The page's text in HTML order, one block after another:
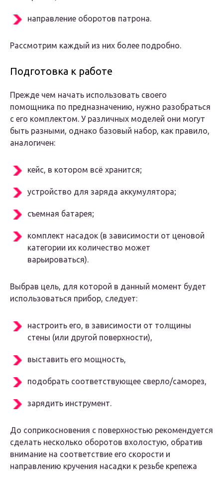
направление оборотов патрона.
Рассмотрим каждый из них более подробно.
Подготовка к работе
Прежде чем начать использовать своего
помощника по предназначению, нужно разобраться
с его комплектом. У различных моделей они могут
быть разными, однако базовый набор, как правило,
аналогичен:
кейс, в котором всё хранится;
устройство для заряда аккумулятора;
съемная батарея;
комплект насадок (в зависимости от ценовой
категории их количество может
варьироваться).
Выбрав цель, для которой в данный момент будет
использоваться прибор, следует:
настроить его, в зависимости от толщины
стены (или другой поверхности),
выставить его мощность,
подобрать соответствующее сверло/саморез,
зарядить инструмент.
До соприкосновения с поверхностью рекомендуется
сделать несколько оборотов вхолостую, обратив
внимание на соответствие его скорости и
направлению кручения насадки к резьбе крепежа